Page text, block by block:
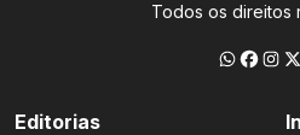
Todos os direitos
Editorias